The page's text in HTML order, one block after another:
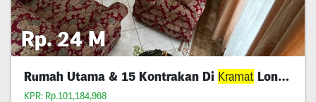
Rp. 24 M
Rumah Utama & 15 Kontrakan Di KramatLontar
KPR: Rp.101,184,968